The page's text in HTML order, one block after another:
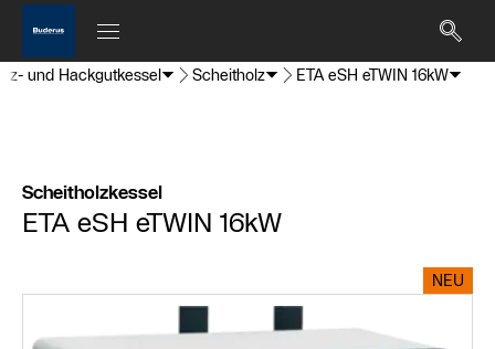
und Hackgutkessel Scheitholz ETA eSH eTWIN 16kW
Scheitholzkessel
ETA eSH eTWIN 16kW
NEU